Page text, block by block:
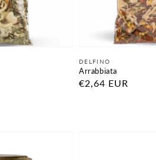
Fornitore:
DELFINO
Arrabbiata
Prezzo
€2,64 EUR